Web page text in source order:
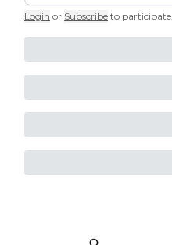
Login or Subscribe to participate